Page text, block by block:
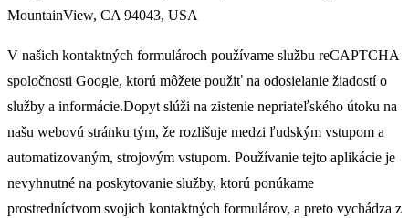
MountainView, CA 94043, USA
V našich kontaktných formulároch používame službu reCAPTCHA
spoločnosti Google, ktorú môžete použiť na odosielanie žiadostí o
služby a informácie.Dopyt slúži na zistenie nepriateľského útoku na
našu webovú stránku tým, že rozlišuje medzi ľudským vstupom a
automatizovaným, strojovým vstupom. Používanie tejto aplikácie je
nevyhnutné na poskytovanie služby, ktorú ponúkame
prostredníctvom svojich kontaktných formulárov, a preto vychádza z